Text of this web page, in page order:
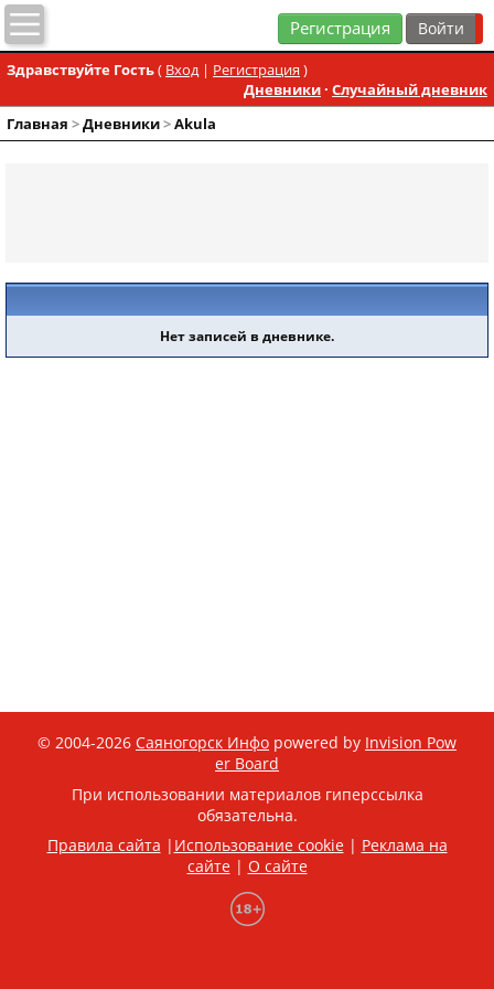
Регистрация
Здравствуйте Гость( Вход| Регистрация )
Дневники· Случайный дневник
Главная >Дневники>Akula
Нет записей в дневнике.
© 2004-2026 Саяногорск Инфо powered by Invision Pow
er Board
При использовании материалов гиперссылка
обязательна.
Правила сайта | Использование cookie| Реклама на
сайте| О сайте